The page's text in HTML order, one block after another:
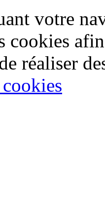
votre
réaliser